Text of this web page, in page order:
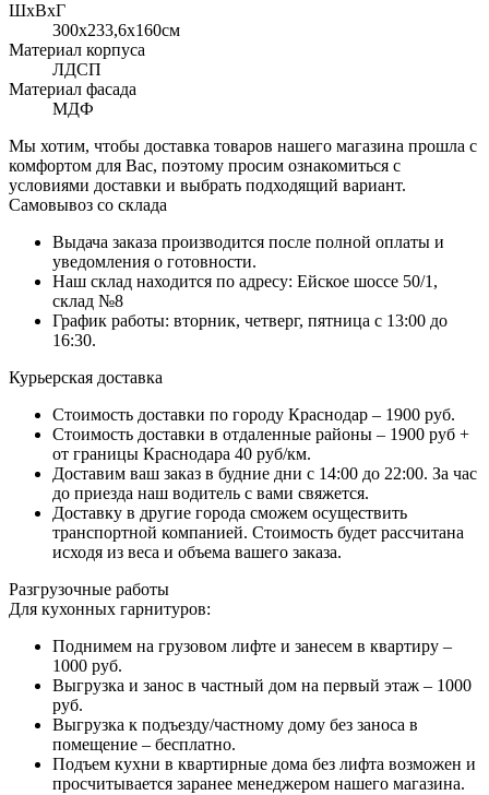
ШхВхГ
300x233,6х160см
Материал корпуса
ЛДСП
Материал фасада
МДФ
Мы хотим, чтобы доставка товаров нашего магазина прошла с
комфортом для Вас, поэтому просим ознакомиться с
условиями доставки и выбрать подходящий вариант.
Самовывоз со склада
Выдача заказа производится после полной оплаты и
уведомления о готовности.
Наш склад находится по адресу: Ейское шоссе 50/1,
склад №8
График работы: вторник, четверг, пятница с 13:00 до
16:30.
Курьерская доставка
Стоимость доставки по городу Краснодар – 1900 руб.
Стоимость доставки в отдаленные районы – 1900 руб +
от границы Краснодара 40 руб/км.
Доставим ваш заказ в будние дни с 14:00 до 22:00. За час
до приезда наш водитель с вами свяжется.
Доставку в другие города сможем осуществить
транспортной компанией. Стоимость будет рассчитана
исходя из веса и объема вашего заказа.
Разгрузочные работы
Для кухонных гарнитуров:
Поднимем на грузовом лифте и занесем в квартиру –
1000 руб.
Выгрузка и занос в частный дом на первый этаж – 1000
руб.
Выгрузка к подъезду/частному дому без заноса в
помещение – бесплатно.
Подъем кухни в квартирные дома без лифта возможен и
просчитывается заранее менеджером нашего магазина.